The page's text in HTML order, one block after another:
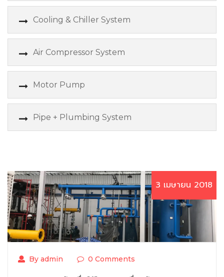
Cooling & Chiller System
Air Compressor System
Motor Pump
Pipe + Plumbing System
3 เมษายน 2018
By admin 0 Comments